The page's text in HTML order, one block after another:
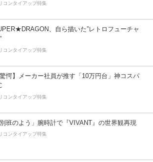
コンタイアップ特集
、自ら描いた”レトロフューチャ
コンタイアップ特集
驚愕】メーカー社員が推す「10万円台」神コスパ
コンタイアップ特集
別班のよう」腕時計で『VIVANT』の世界観再現
コンタイアップ特集